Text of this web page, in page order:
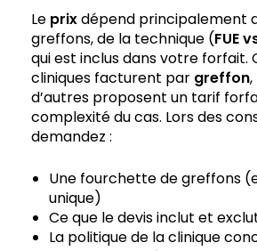
Le prixdépend principalement
greffons, de la technique (FUE
qui est inclus dans votre forfait.
cliniques facturent par greffon
d’autres proposent un tarif
complexité du cas. Lors des
demandez :
Une fourchette de greffons
unique)
Ce que le devis inclut et
La politique de la clinique